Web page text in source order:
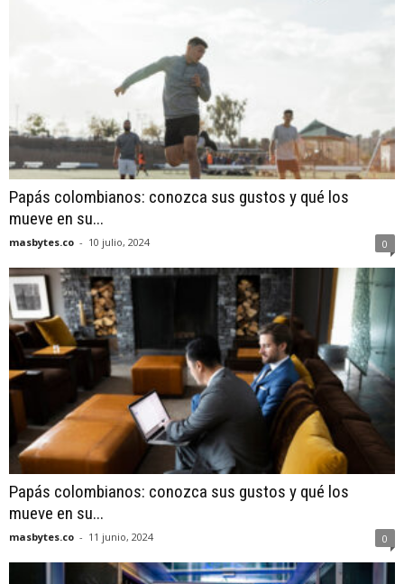
Papás colombianos: conozca sus gustos y qué los
mueve en su...
masbytes.co - 10 julio, 2024 0
Papás colombianos: conozca sus gustos y qué los
mueve en su...
masbytes.co - 11 junio, 2024 0